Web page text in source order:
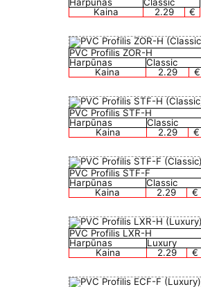
Kaina
2.29 €
PVC Profilis ZOR-H
Harpūnas
Classic
Kaina
2.29 €
PVC Profilis STF-H
Harpūnas
Classic
Kaina
2.29 €
PVC Profilis STF-F
Harpūnas
Classic
Kaina
2.29 €
PVC Profilis LXR-H
Harpūnas
Luxury
Kaina
2.29 €